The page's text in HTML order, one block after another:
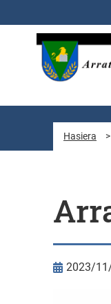
Hasiera >
2023/